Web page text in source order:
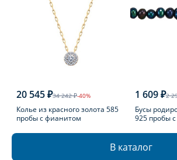
20 545 ₽34 242 ₽-40%
Колье из красного золота 585
пробы с фианитом
1 609 ₽2
Бусы родированное серебро
925 пробы
В каталог